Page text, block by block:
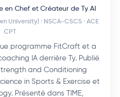
en Chef et Créateur de Ty AI
University) · NSCA-CSCS · ACE
CPT
programme FitCraft et a
IA derrière Ty. Publié
and Conditioning
in Sports & Exercise et
Présenté dans TIME,